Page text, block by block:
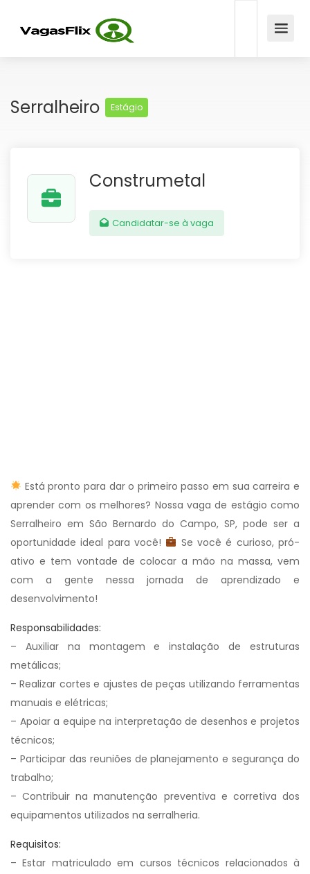
Serralheiro Estágio
Construmetal
Candidatar-se à vaga
Está pronto para dar o primeiro passo em sua carreira e
aprender com os melhores? Nossa vaga de estágio como
Serralheiro em São Bernardo do Campo, SP, pode ser a
oportunidade ideal para você!
Se você é curioso, pró-
ativo e tem vontade de colocar a mão na massa, vem
com a gente nessa jornada de aprendizado e
desenvolvimento!
Responsabilidades:
– Auxiliar na montagem e instalação de estruturas
metálicas;
– Realizar cortes e ajustes de peças utilizando ferramentas
manuais e elétricas;
– Apoiar a equipe na interpretação de desenhos e projetos
técnicos;
– Participar das reuniões de planejamento e segurança do
trabalho;
– Contribuir na manutenção preventiva e corretiva dos
equipamentos utilizados na serralheria.
Requisitos:
– Estar matriculado em cursos técnicos relacionados à